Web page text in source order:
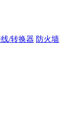
/转换器 防火墙